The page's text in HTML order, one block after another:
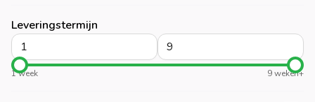
Leveringstermijn
1 week 9 weken+